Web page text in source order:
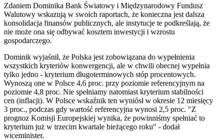
Zdaniem Dominika Bank Światowy i Międzynarodowy Fundusz
Walutowy wskazują w swoich raportach, że konieczna jest dalsza
konsolidacja finansów publicznych, ale instytucje te podkreślają, że
nie może ona się odbywać kosztem inwestycji i wzrostu
gospodarczego.
Dominik wyjaśnił, że Polska jest zobowiązana do wypełnienia
wszystkich kryteriów konwergencji, ale w chwili obecnej wypełnia
tylko jedno - kryterium długoterminowych stóp procentowych.
Wynoszą one w Polsce 4,6 proc. przy poziomie referencyjnym na
poziomie 4,8 proc. Nie spełniamy natomiast kryterium stabilności
cen (inflacji). W Polsce wskaźnik ten wyniósł w okresie 12 miesięcy
3 proc., podczas gdy wartość referencyjna wynosi 2,5 proc. "Z
prognoz Komisji Europejskiej wynika, że powinniśmy spełniać to
kryterium już w trzecim kwartale bieżącego roku" - dodał
wiceminister.